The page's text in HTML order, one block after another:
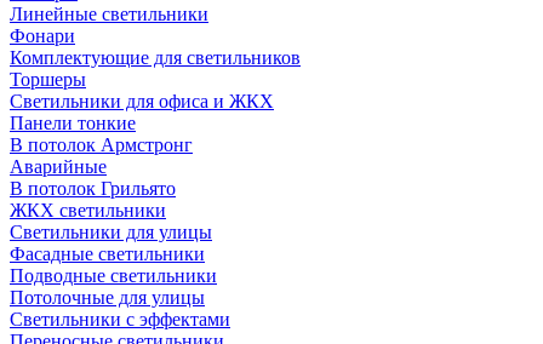
Линейные светильники
Фонари
Комплектующие для светильников
Торшеры
Светильники для офиса и ЖКХ
Панели тонкие
В потолок Армстронг
Аварийные
В потолок Грильято
ЖКХ светильники
Светильники для улицы
Фасадные светильники
Подводные светильники
Потолочные для улицы
Светильники с эффектами